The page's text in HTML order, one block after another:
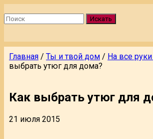
Искать
Главная / Ты и твой дом / На все
выбрать утюг для дома?
Как выбрать утюг для
21 июля 2015